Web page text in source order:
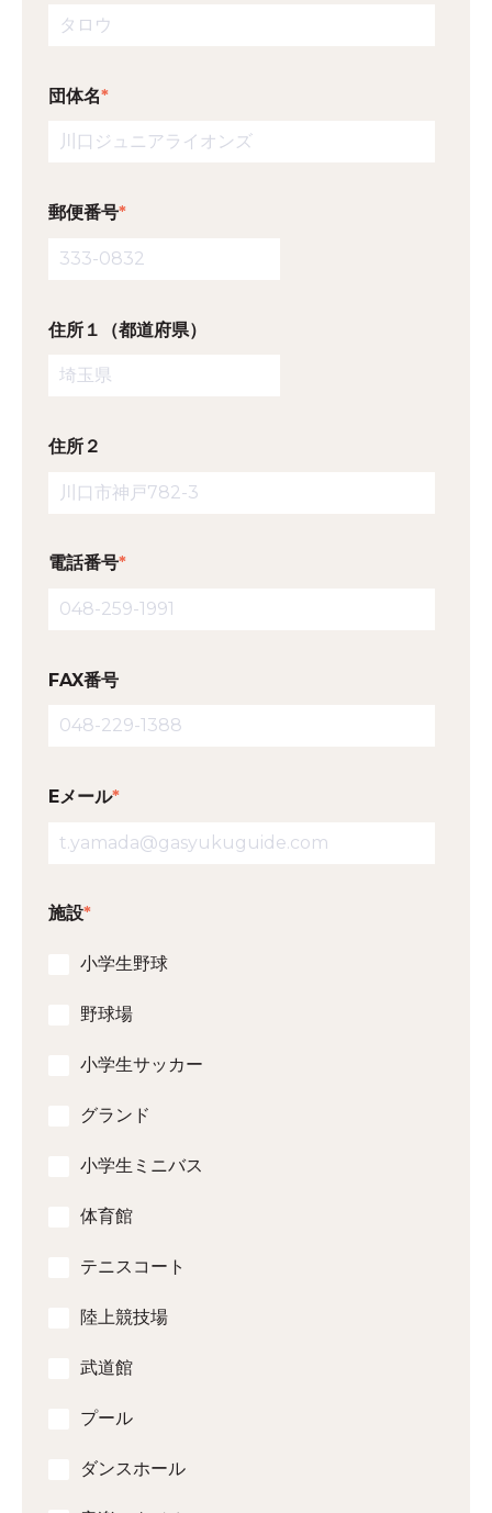
団体名*
郵便番号*
住所１（都道府県）
住所２
電話番号*
FAX番号
Eメール*
施設*
小学生野球
野球場
小学生サッカー
グランド
小学生ミニバス
体育館
テニスコート
陸上競技場
武道館
プール
ダンスホール